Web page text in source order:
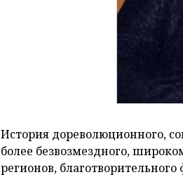
История дореволюционного,
более безвозмездного,
регионов,